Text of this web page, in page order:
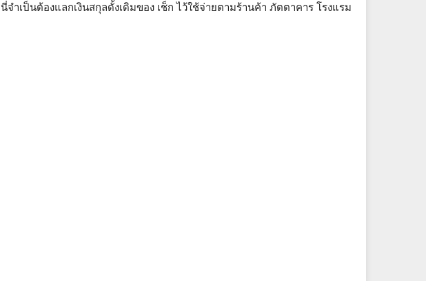
ำเป็นต้องแลกเงินสกุลดั้งเดิมของ เช็ก ไว้ใช้จ่ายตามร้านค้า ภัตตาคาร โรงแรม